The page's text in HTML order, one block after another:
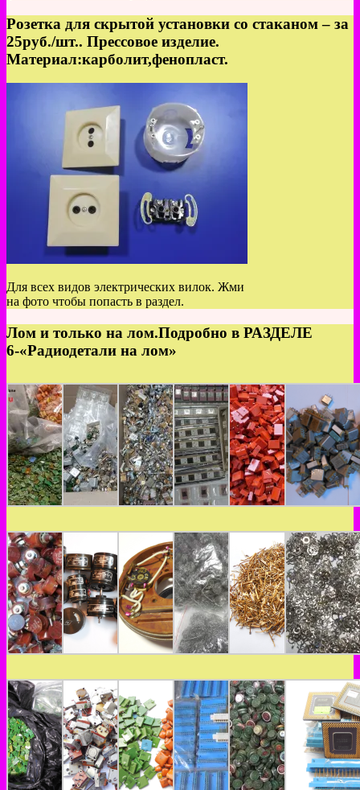
Розетка для скрытой установки со стаканом – за
25руб./шт.. Прессовое изделие.
Материал:карболит,фенопласт.
Для всех видов электрических вилок. Жми
на фото чтобы попасть в раздел.
Лом и только на лом.Подробно в РАЗДЕЛЕ
6-«Радиодетали на лом»